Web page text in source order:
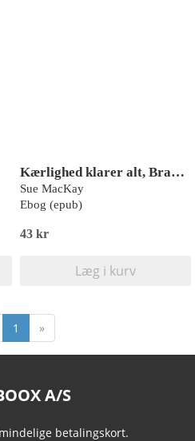
Kærlighed klarer alt, Braddy
Sue MacKay
Ebog (epub)
43 kr
Læg i kurv
1 »
A/S
betalingskort.